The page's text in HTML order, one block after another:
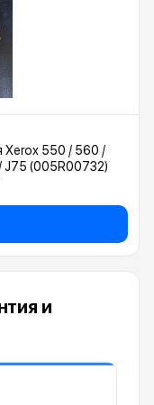
Xerox 550 / 560 /
J75 (005R00732)
и